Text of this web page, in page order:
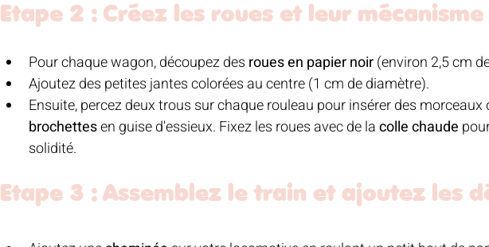
Etape 2 : Créez les roues et leur mécanisme
Pour chaque wagon, découpez des roues en papier noir (environ 2,5 cm
Ajoutez des petites jantes colorées au centre (1 cm de diamètre).
Ensuite, percez deux trous sur chaque rouleau pour insérer des morceaux
brochettes en guise d'essieux. Fixez les roues avec de la colle chaude
solidité.
Etape 3 : Assemblez le train et ajoutez les